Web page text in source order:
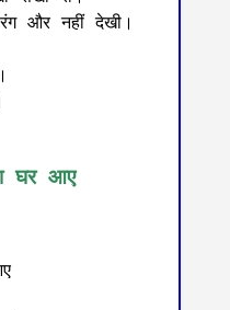
और नहीं देखी।
घर आए